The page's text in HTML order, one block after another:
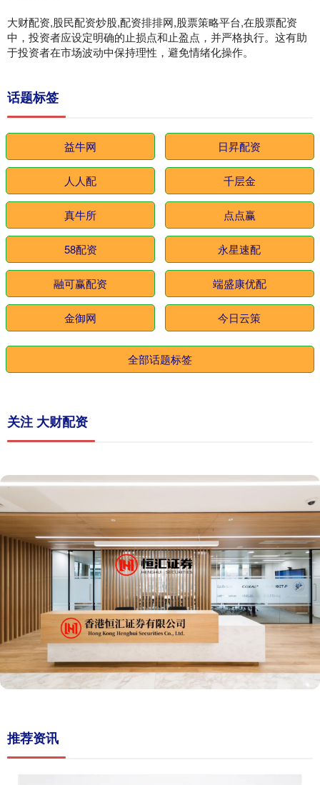
大财配资,股民配资炒股,配资排排网,股票策略平台,在股票配资
中，投资者应设定明确的止损点和止盈点，并严格执行。这有助
于投资者在市场波动中保持理性，避免情绪化操作。
话题标签
益牛网 日昇配资
人人配 千层金
真牛所 点点赢
58配资 永星速配
融可赢配资 端盛康优配
金御网 今日云策
全部话题标签
关注 大财配资
推荐资讯